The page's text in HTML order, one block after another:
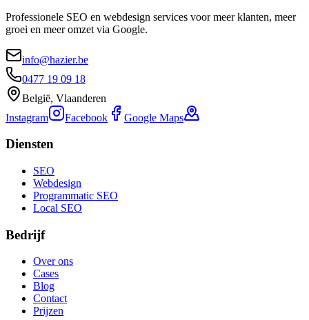
Professionele SEO en webdesign services voor meer klanten, meer
groei en meer omzet via Google.
info@hazier.be
0477 19 09 18
België, Vlaanderen
Instagram
Facebook Google Maps
Diensten
SEO
Webdesign
Programmatic SEO
Local SEO
Bedrijf
Over ons
Cases
Blog
Contact
Prijzen